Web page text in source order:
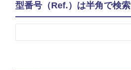
型番号（Ref.）は半角で検索